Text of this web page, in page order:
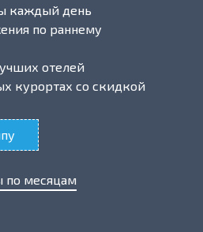
по месяцам
каждый день
по раннему
отелей
курортах со скидкой